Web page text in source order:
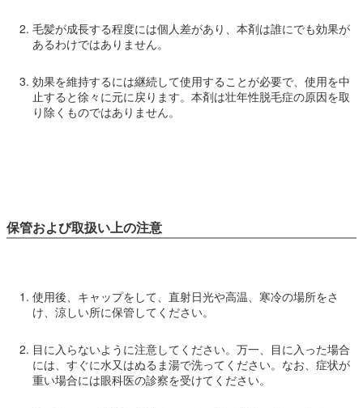
毛髪が成長する程度には個人差があり、本剤は誰にでも効果が
あるわけではありません。
効果を維持するには継続して使用することが必要で、使用を中
止すると徐々に元に戻ります。本剤は壮年性脱毛症の原因を取
り除くものではありません。
保管および取扱い上の注意
使用後、キャップをして、直射日光や高温、寒冷の場所をさ
け、涼しい所に保管してください。
目に入らないように注意してください。万一、目に入った場合
には、すぐに水又はぬるま湯で洗ってください。なお、症状が
重い場合には眼科医の診察を受けてください。